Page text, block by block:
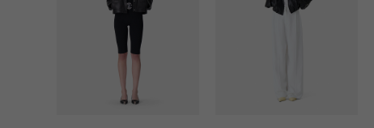
Для нее
Сумки и аксессуары